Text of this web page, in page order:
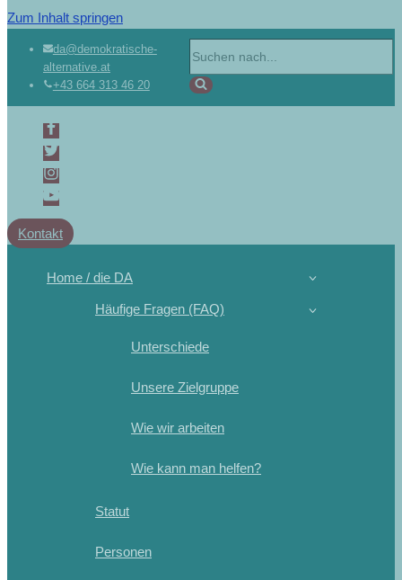
Zum Inhalt springen
da@demokratische-
alternative.at
+43 664 313 46 20
Kontakt
Home / die DA
Häufige Fragen (FAQ)
Unterschiede
Unsere Zielgruppe
Wie wir arbeiten
Wie kann man helfen?
Statut
Personen